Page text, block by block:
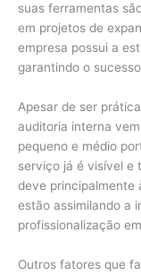
suas ferramentas
em projetos de
empresa possui a
garantindo o
Apesar de ser
auditoria interna
pequeno e médio
serviço já é visível e
deve principalmente
estão assimilando a
profissionalização
Outros fatores que